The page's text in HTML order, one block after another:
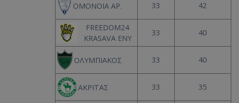
ΟΜΟΝΟΙΑ ΑΡ. 33 42
FREEDOM24
KRASAVA ΕΝΥ
33 40
ΟΛΥΜΠΙΑΚΟΣ 33 40
ΑΚΡΙΤΑΣ 33 35